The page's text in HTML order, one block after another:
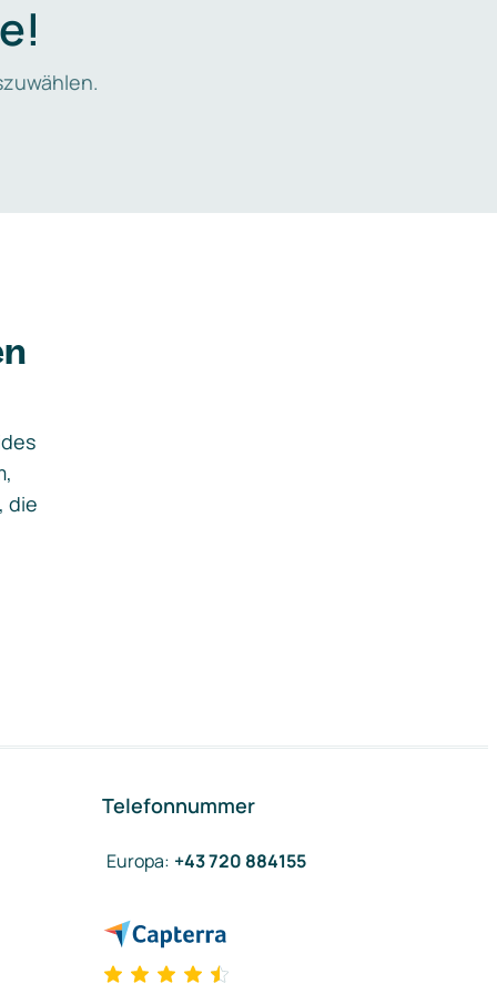
die
Telefonnummer
Europa: +43 720 884155